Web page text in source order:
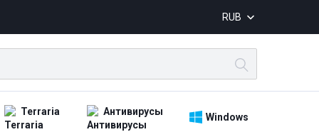
RUB
Terraria Антивирусы Windows